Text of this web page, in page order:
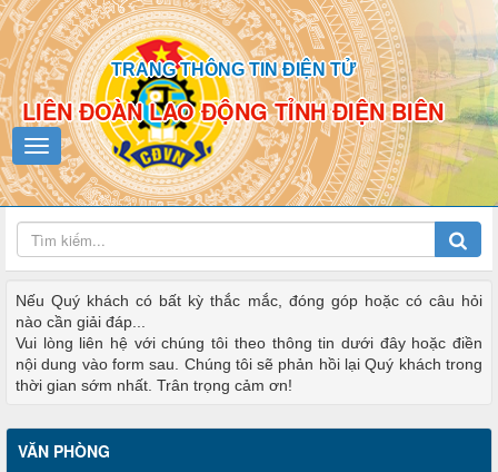
TRANG THÔNG TIN ĐIỆN TỬ
LIÊN ĐOÀN LAO ĐỘNG TỈNH ĐIỆN BIÊN
Nếu Quý khách có bất kỳ thắc mắc, đóng góp hoặc có câu hỏi
nào cần giải đáp...
Vui lòng liên hệ với chúng tôi theo thông tin dưới đây hoặc điền
nội dung vào form sau. Chúng tôi sẽ phản hồi lại Quý khách trong
thời gian sớm nhất. Trân trọng cảm ơn!
VĂN PHÒNG